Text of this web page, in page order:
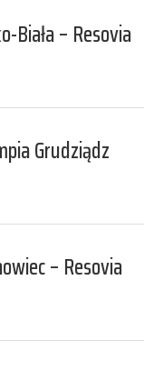
Biała – Resovia
Grudziądz
– Resovia